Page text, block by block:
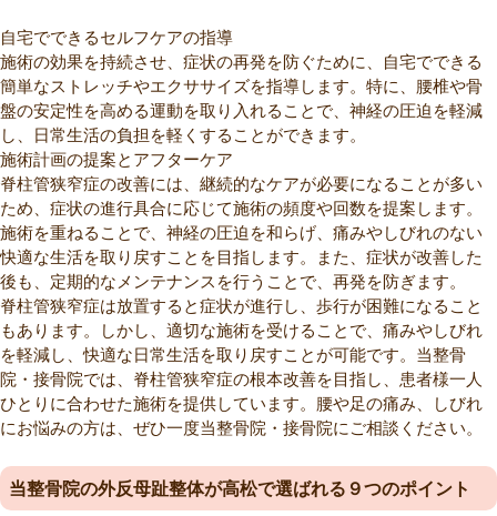
自宅でできるセルフケアの指導
施術の効果を持続させ、症状の再発を防ぐために、自宅でできる
簡単なストレッチやエクササイズを指導します。特に、腰椎や骨
盤の安定性を高める運動を取り入れることで、神経の圧迫を軽減
し、日常生活の負担を軽くすることができます。
施術計画の提案とアフターケア
脊柱管狭窄症の改善には、継続的なケアが必要になることが多い
ため、症状の進行具合に応じて施術の頻度や回数を提案します。
施術を重ねることで、神経の圧迫を和らげ、痛みやしびれのない
快適な生活を取り戻すことを目指します。また、症状が改善した
後も、定期的なメンテナンスを行うことで、再発を防ぎます。
脊柱管狭窄症は放置すると症状が進行し、歩行が困難になること
もあります。しかし、適切な施術を受けることで、痛みやしびれ
を軽減し、快適な日常生活を取り戻すことが可能です。当整骨
院・接骨院では、脊柱管狭窄症の根本改善を目指し、患者様一人
ひとりに合わせた施術を提供しています。腰や足の痛み、しびれ
にお悩みの方は、ぜひ一度当整骨院・接骨院にご相談ください。
当整骨院の外反母趾整体が高松で選ばれる９つのポイント